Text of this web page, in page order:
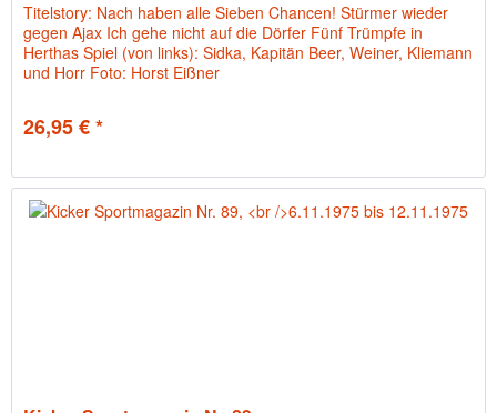
Titelstory: Nach haben alle Sieben Chancen! Stürmer wieder
gegen Ajax Ich gehe nicht auf die Dörfer Fünf Trümpfe in
Herthas Spiel (von links): Sidka, Kapitän Beer, Weiner, Kliemann
und Horr Foto: Horst Eißner
26,95 € *